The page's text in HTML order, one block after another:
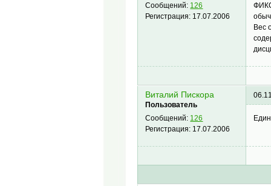
Сообщений: 126
Регистрация: 17.07.2006
Вес
Виталий Пискора
Пользователь
Сообщений: 126
Регистрация: 17.07.2006